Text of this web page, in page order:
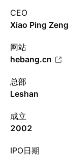
CEO
Xiao Ping Zeng
网站
hebang.cn
总部
Leshan
成立
2002
IPO日期